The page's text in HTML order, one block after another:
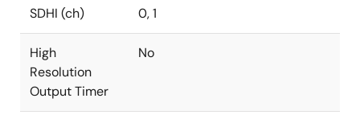
SDHI (ch) 0, 1
High
Resolution
Output Timer
No